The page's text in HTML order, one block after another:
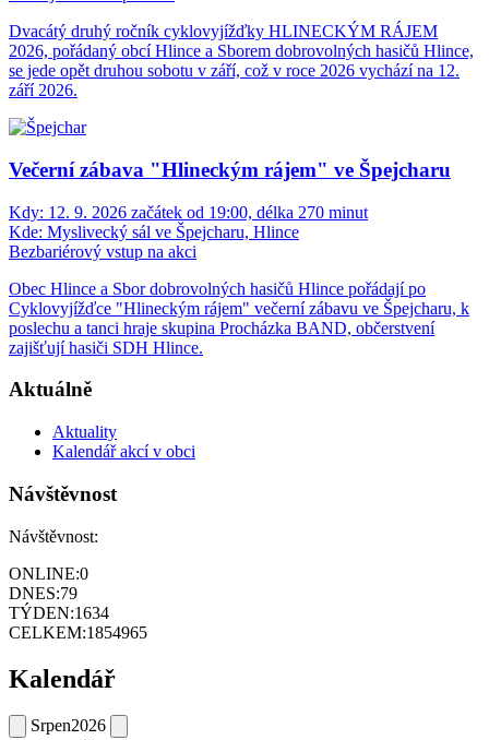
Dvacátý druhý ročník cyklovyjížďky HLINECKÝM RÁJEM
2026, pořádaný obcí Hlince a Sborem dobrovolných hasičů Hlince,
se jede opět druhou sobotu v září, což v roce 2026 vychází na 12.
září 2026.
Večerní zábava "Hlineckým rájem" ve Špejcharu
Kdy: 12. 9. 2026 začátek od 19:00, délka 270 minut
Kde: Myslivecký sál ve Špejcharu, Hlince
Bezbariérový vstup na akci
Obec Hlince a Sbor dobrovolných hasičů Hlince pořádají po
Cyklovyjížďce "Hlineckým rájem" večerní zábavu ve Špejcharu, k
poslechu a tanci hraje skupina Procházka BAND, občerstvení
zajišťují hasiči SDH Hlince.
Aktuálně
Aktuality
Kalendář akcí v obci
Návštěvnost
Návštěvnost:
ONLINE:0
DNES:79
TÝDEN:1634
CELKEM:1854965
Kalendář
Srpen2026